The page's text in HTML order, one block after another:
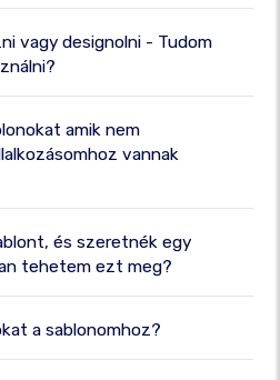
vagy designolni - Tudom
amik nem
vannak
és szeretnék egy
tehetem ezt meg?
a sablonomhoz?